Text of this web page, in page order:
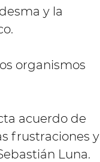
y la
organismos
acuerdo de
frustraciones y
Luna.